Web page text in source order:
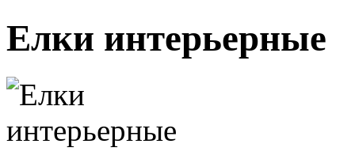
Елки интерьерные